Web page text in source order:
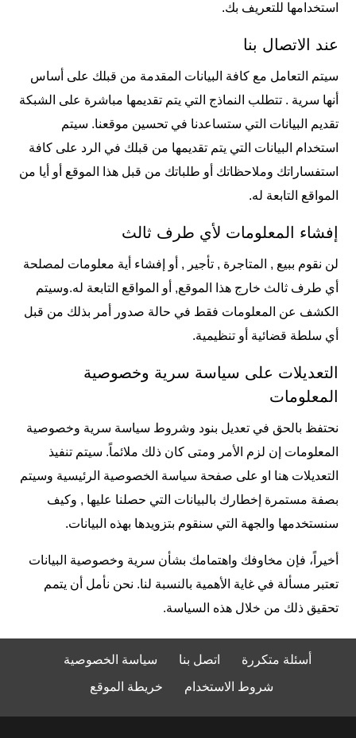
استخدامها للتعريف بك.
عند الاتصال بنا
سيتم التعامل مع كافة البيانات المقدمة من قبلك على أساس
أنها سرية . تتطلب النماذج التي يتم تقديمها مباشرة على الشبكة
تقديم البيانات التي ستساعدنا في تحسين موقعنا. سيتم
استخدام البيانات التي يتم تقديمها من قبلك في الرد على كافة
استفساراتك وملاحظاتك أو طلباتك من قبل هذا الموقع أو أيا من
المواقع التابعة له.
إفشاء المعلومات لأي طرف ثالث
لن نقوم ببيع , المتاجرة , تأجير , أو إفشاء أية معلومات لمصلحة
أي طرف ثالث خارج هذا الموقع, أو المواقع التابعة له.وسيتم
الكشف عن المعلومات فقط في حالة صدور أمر بذلك من قبل
أي سلطة قضائية أو تنظيمية.
التعديلات على سياسة سرية وخصوصية
المعلومات
نحتفظ بالحق في تعديل بنود وشروط سياسة سرية وخصوصية
المعلومات إن لزم الأمر ومتى كان ذلك ملائماً. سيتم تنفيذ
التعديلات هنا او على صفحة سياسة الخصوصية الرئيسية وسيتم
بصفة مستمرة إخطارك بالبيانات التي حصلنا عليها , وكيف
سنستخدمها والجهة التي سنقوم بتزويدها بهذه البيانات.
أخيراً، فإن مخاوفك واهتمامك بشأن سرية وخصوصية البيانات
تعتبر مسألة في غاية الأهمية بالنسبة لنا. نحن نأمل أن يتمم
تحقيق ذلك من خلال هذه السياسة.
أسئلة متكررة اتصل بنا
سياسة الخصوصية
شروط الاستخدام
خريطة الموقع